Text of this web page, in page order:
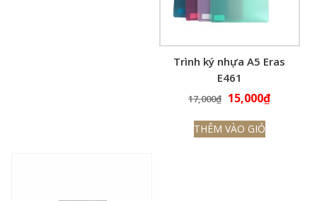
Trình ký nhựa A5 Eras
E461
17,000₫ Giá
là:
15,000₫Giá
THÊM VÀO GIỎ